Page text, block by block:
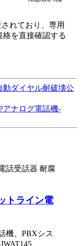
れており、専用
を直接確認する
動ダイヤル耐破壊公
アナログ電話機-
トライン電